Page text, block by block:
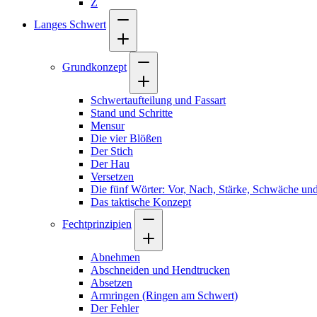
Z
Langes Schwert
Grundkonzept
Schwertaufteilung und Fassart
Stand und Schritte
Mensur
Die vier Blößen
Der Stich
Der Hau
Versetzen
Die fünf Wörter: Vor, Nach, Stärke, Schwäche
Das taktische Konzept
Fechtprinzipien
Abnehmen
Abschneiden und Hendtrucken
Absetzen
Armringen (Ringen am Schwert)
Der Fehler